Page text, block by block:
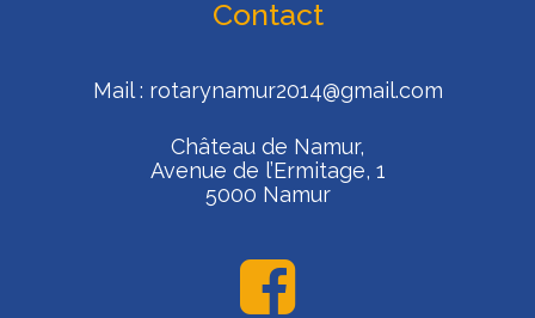
Contact
Mail : rotarynamur2014@gmail.com
Château de Namur,
Avenue de l’Ermitage, 1
5000 Namur